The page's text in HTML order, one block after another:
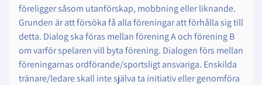
föreligger såsom utanförskap, mobbning eller liknande.
Grunden är att försöka få alla föreningar att förhålla sig till
detta. Dialog ska föras mellan förening A och förening B
om varför spelaren vill byta förening. Dialogen förs mellan
föreningarnas ordförande/sportsligt ansvariga. Enskilda
tränare/ledare skall inte själva ta initiativ eller genomföra